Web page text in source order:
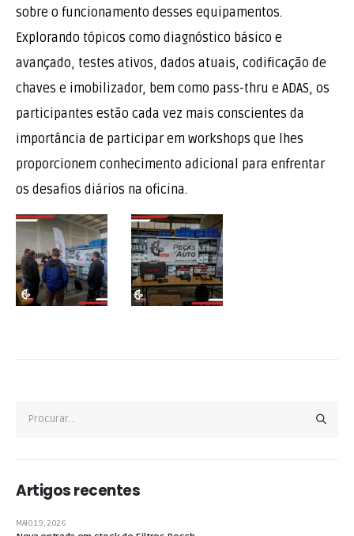
sobre o funcionamento desses equipamentos.
Explorando tópicos como diagnóstico básico e
avançado, testes ativos, dados atuais, codificação de
chaves e imobilizador, bem como pass-thru e ADAS, os
participantes estão cada vez mais conscientes da
importância de participar em workshops que lhes
proporcionem conhecimento adicional para enfrentar
os desafios diários na oficina.
Artigos recentes
MAIO 19, 2026